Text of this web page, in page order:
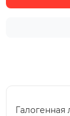
Галогенная